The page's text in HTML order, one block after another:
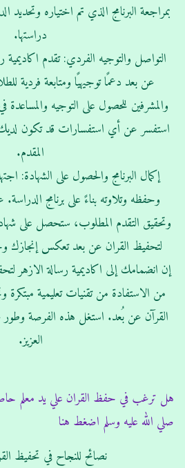
بمراجعة البرنامج الذي تم اختياره
دراستها.
التواصل والتوجيه الفردي: تقدم اكاديمية
عن بعد دعمًا توجيهيًا ومتابعة فردية
والمشرفين للحصول على التوجيه
استفسر عن أي استفسارات قد تكون
المقدم.
إكمال البرنامج والحصول على الشهادة:
وحفظه وتلاوته بناءً على برنامج
وتحقيق التقدم المطلوب، ستحصل على
لتحفيظ القران عن بعد تعكس إنجازك
إن انضمامك إلى اكاديمية رسالة الازهر
من الاستفادة من تقنيات تعليمية مبتكرة
القرآن عن بُعد. استغل هذه الفرصة
العزيز.
هل ترغب في حفظ القران علي يد معلم
صلي الله عليه وسلم اضغط هنا
نصائح للنجاح في تحفيظ